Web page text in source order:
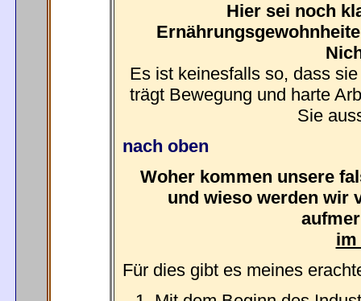
Hier sei noch
Es ist keinesfalls so, dass
trägt Bewegung und harte
Sie
nach oben
Woher kommen unsere
und wieso werden wir
im
Für dies gibt es meines